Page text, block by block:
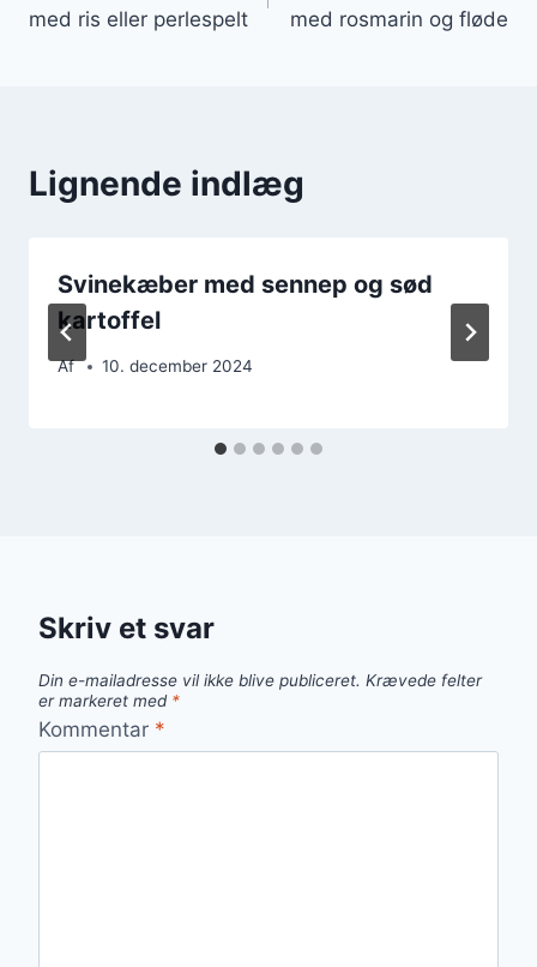
med ris eller perlespelt
med rosmarin og fløde
Lignende indlæg
Svinekæber med sennep og sød
kartoffel
Af 10. december 2024
Skriv et svar
Din e-mailadresse vil ikke blive publiceret. Krævede felter
er markeret med *
Kommentar *